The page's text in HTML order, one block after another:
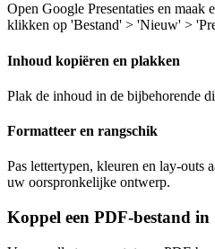
Open Google Presentaties en maak
klikken op 'Bestand' > 'Nieuw' >
Inhoud kopiëren en plakken
Plak de inhoud in de bijbehorende
Formatteer en rangschik
Pas lettertypen, kleuren en lay-outs
uw oorspronkelijke ontwerp.
Koppel een PDF-bestand in